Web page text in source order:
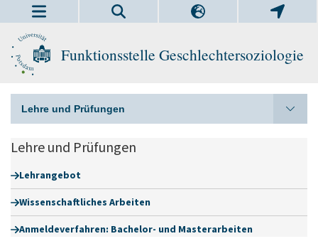
Funktionsstelle Geschlechtersoziologie
Lehre und Prüfungen
Lehre und Prüfungen
Lehrangebot
Wissenschaftliches Arbeiten
Anmeldeverfahren: Bachelor- und Masterarbeiten